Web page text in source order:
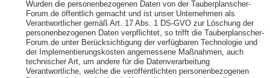
Wurden die personenbezogenen Daten von der Tauberplanscher-
Forum.de öffentlich gemacht und ist unser Unternehmen als
Verantwortlicher gemäß Art. 17 Abs. 1 DS-GVO zur Löschung der
personenbezogenen Daten verpflichtet, so trifft die Tauberplanscher-
Forum.de unter Berücksichtigung der verfügbaren Technologie und
der Implementierungskosten angemessene Maßnahmen, auch
technischer Art, um andere für die Datenverarbeitung
Verantwortliche, welche die veröffentlichten personenbezogenen